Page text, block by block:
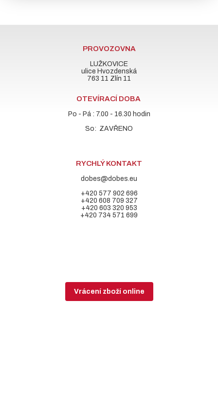
PROVOZOVNA
LUŽKOVICE
ulice Hvozdenská
763 11 Zlín 11
OTEVÍRACÍ DOBA
Po - Pá : 7.00 - 16.30 hodin
So: ZAVŘENO
RYCHLÝ KONTAKT
dobes@dobes.eu
+420 577 902 696
+420 608 709 327
+420 603 320 953
+420 734 571 699
Vrácení zboží online